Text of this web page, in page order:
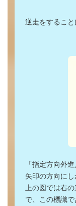
逆走をするこ
「指定方向外
矢印の方向にし
上の図では右
で、この標識